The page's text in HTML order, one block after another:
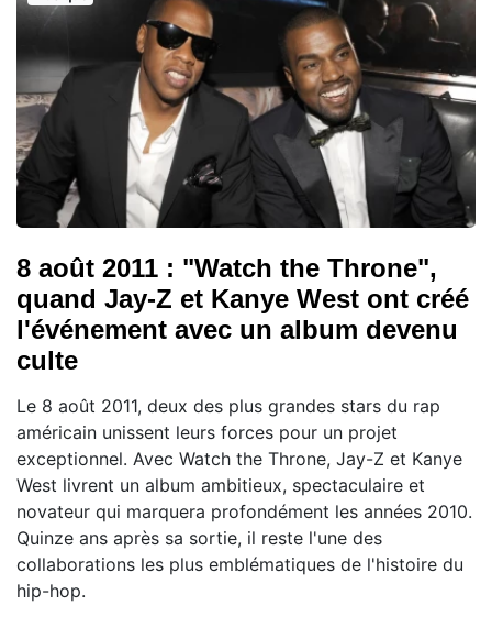
8 août 2011 : "Watch the Throne",
quand Jay-Z et Kanye West ont créé
l'événement avec un album devenu
culte
Le 8 août 2011, deux des plus grandes stars du rap
américain unissent leurs forces pour un projet
exceptionnel. Avec Watch the Throne, Jay-Z et Kanye
West livrent un album ambitieux, spectaculaire et
novateur qui marquera profondément les années 2010.
Quinze ans après sa sortie, il reste l'une des
collaborations les plus emblématiques de l'histoire du
hip-hop.